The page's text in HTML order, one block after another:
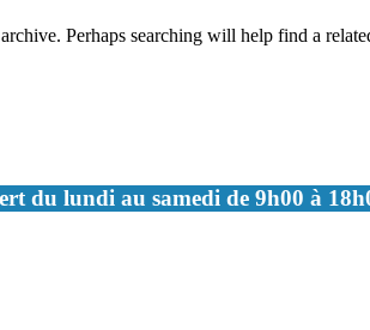
Perhaps searching will help find a
du lundi au samedi de 9h00 à